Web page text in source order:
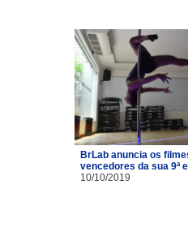
BrLab anuncia os
vencedores da sua 9ª
10/10/2019